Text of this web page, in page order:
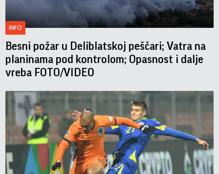
INFO
Besni požar u Deliblatskoj peščari; Vatra na
planinama pod kontrolom; Opasnost i dalje
vreba FOTO/VIDEO